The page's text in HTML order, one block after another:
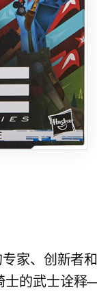
家、创新者
士的武士诠